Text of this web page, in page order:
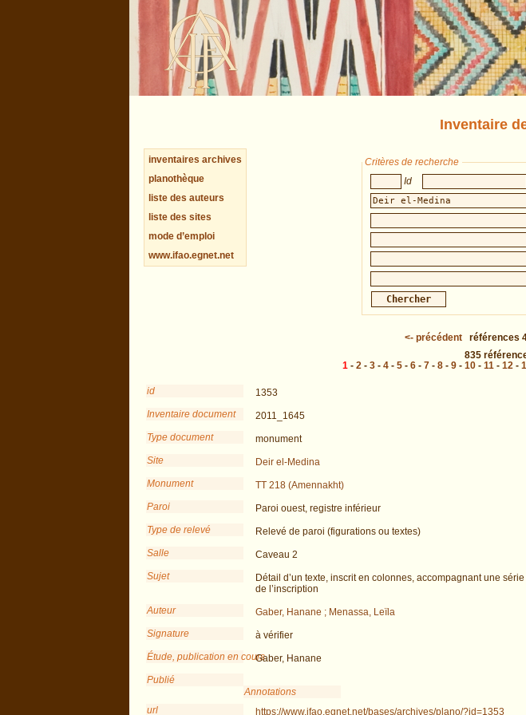
Inventaire
inventaires archives
planothèque
liste des auteurs
liste des sites
mode d’emploi
www.ifao.egnet.net
Critères de recherche
Id
<- précédent références
835
1 - 2 - 3 - 4 - 5 - 6 - 7 - 8 - 9 - 10 - 11 - 12 -
id
1353
Inventaire document
2011_1645
Type document
monument
Site
Deir el-Medina
Monument
TT 218 (Amennakht)
Paroi
Paroi ouest, registre inférieur
Type de relevé
Relevé de paroi (figurations ou textes)
Salle
Caveau 2
Sujet
Détail d’un texte, inscrit en colonnes, accompagnant une
de l’inscription
Auteur
Gaber, Hanane ; Menassa, Leïla
Signature
à vérifier
Étude, publication en coursGaber, Hanane
Publié
Annotations
url https://www.ifao.egnet.net/bases/archives/plano/?id=1353